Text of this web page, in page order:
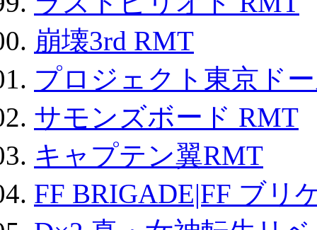
崩壊3rd RMT
プロジェクト東京ド
サモンズボード RMT
キャプテン翼RMT
FF BRIGADE|FF ブリ